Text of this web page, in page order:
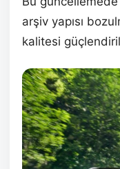
arşiv yapısı
kalitesi